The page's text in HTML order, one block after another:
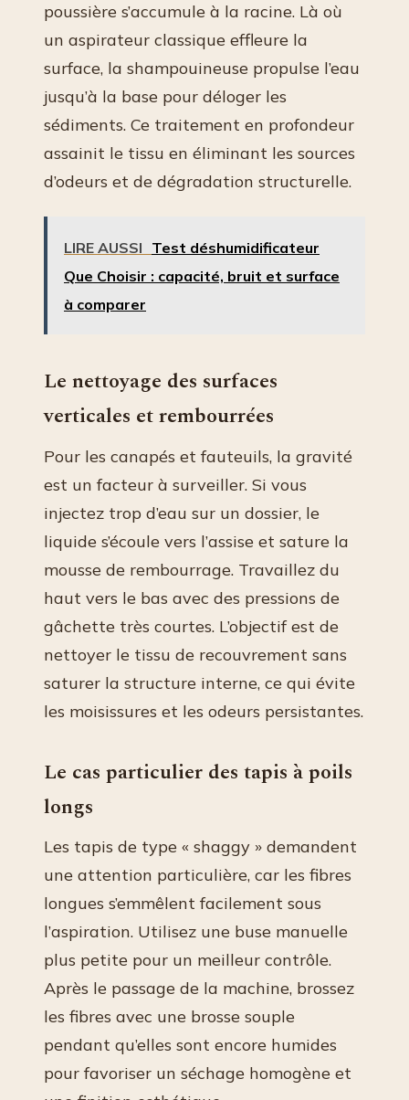
poussière s’accumule à la racine. Là où
un aspirateur classique effleure la
surface, la shampouineuse propulse l’eau
jusqu’à la base pour déloger les
sédiments. Ce traitement en profondeur
assainit le tissu en éliminant les sources
d’odeurs et de dégradation structurelle.
LIRE AUSSI Test déshumidificateur
Que Choisir : capacité, bruit et surface
à comparer
Le nettoyage des surfaces
verticales et rembourrées
Pour les canapés et fauteuils, la gravité
est un facteur à surveiller. Si vous
injectez trop d’eau sur un dossier, le
liquide s’écoule vers l’assise et sature la
mousse de rembourrage. Travaillez du
haut vers le bas avec des pressions de
gâchette très courtes. L’objectif est de
nettoyer le tissu de recouvrement sans
saturer la structure interne, ce qui évite
les moisissures et les odeurs persistantes.
Le cas particulier des tapis à poils
longs
Les tapis de type « shaggy » demandent
une attention particulière, car les fibres
longues s’emmêlent facilement sous
l’aspiration. Utilisez une buse manuelle
plus petite pour un meilleur contrôle.
Après le passage de la machine, brossez
les fibres avec une brosse souple
pendant qu’elles sont encore humides
pour favoriser un séchage homogène et